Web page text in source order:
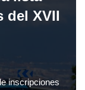
del XVII
inscripciones